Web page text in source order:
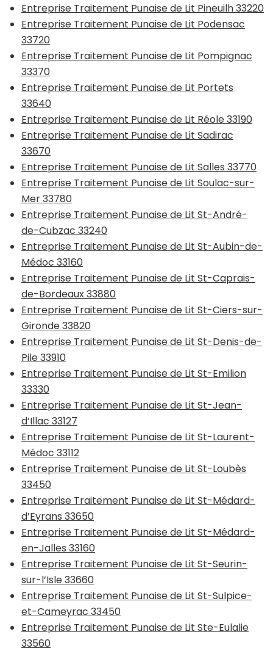
Entreprise Traitement Punaise de Lit Pineuilh 33220
Entreprise Traitement Punaise de Lit Podensac
33720
Entreprise Traitement Punaise de Lit Pompignac
33370
Entreprise Traitement Punaise de Lit Portets
33640
Entreprise Traitement Punaise de Lit Réole 33190
Entreprise Traitement Punaise de Lit Sadirac
33670
Entreprise Traitement Punaise de Lit Salles 33770
Entreprise Traitement Punaise de Lit Soulac-sur-
Mer 33780
Entreprise Traitement Punaise de Lit St-André-
de-Cubzac 33240
Entreprise Traitement Punaise de Lit St-Aubin-de-
Médoc 33160
Entreprise Traitement Punaise de Lit St-Caprais-
de-Bordeaux 33880
Entreprise Traitement Punaise de Lit St-Ciers-sur-
Gironde 33820
Entreprise Traitement Punaise de Lit St-Denis-de-
Pile 33910
Entreprise Traitement Punaise de Lit St-Emilion
33330
Entreprise Traitement Punaise de Lit St-Jean-
d’Illac 33127
Entreprise Traitement Punaise de Lit St-Laurent-
Médoc 33112
Entreprise Traitement Punaise de Lit St-Loubès
33450
Entreprise Traitement Punaise de Lit St-Médard-
d’Eyrans 33650
Entreprise Traitement Punaise de Lit St-Médard-
en-Jalles 33160
Entreprise Traitement Punaise de Lit St-Seurin-
sur-l’Isle 33660
Entreprise Traitement Punaise de Lit St-Sulpice-
et-Cameyrac 33450
Entreprise Traitement Punaise de Lit Ste-Eulalie
33560